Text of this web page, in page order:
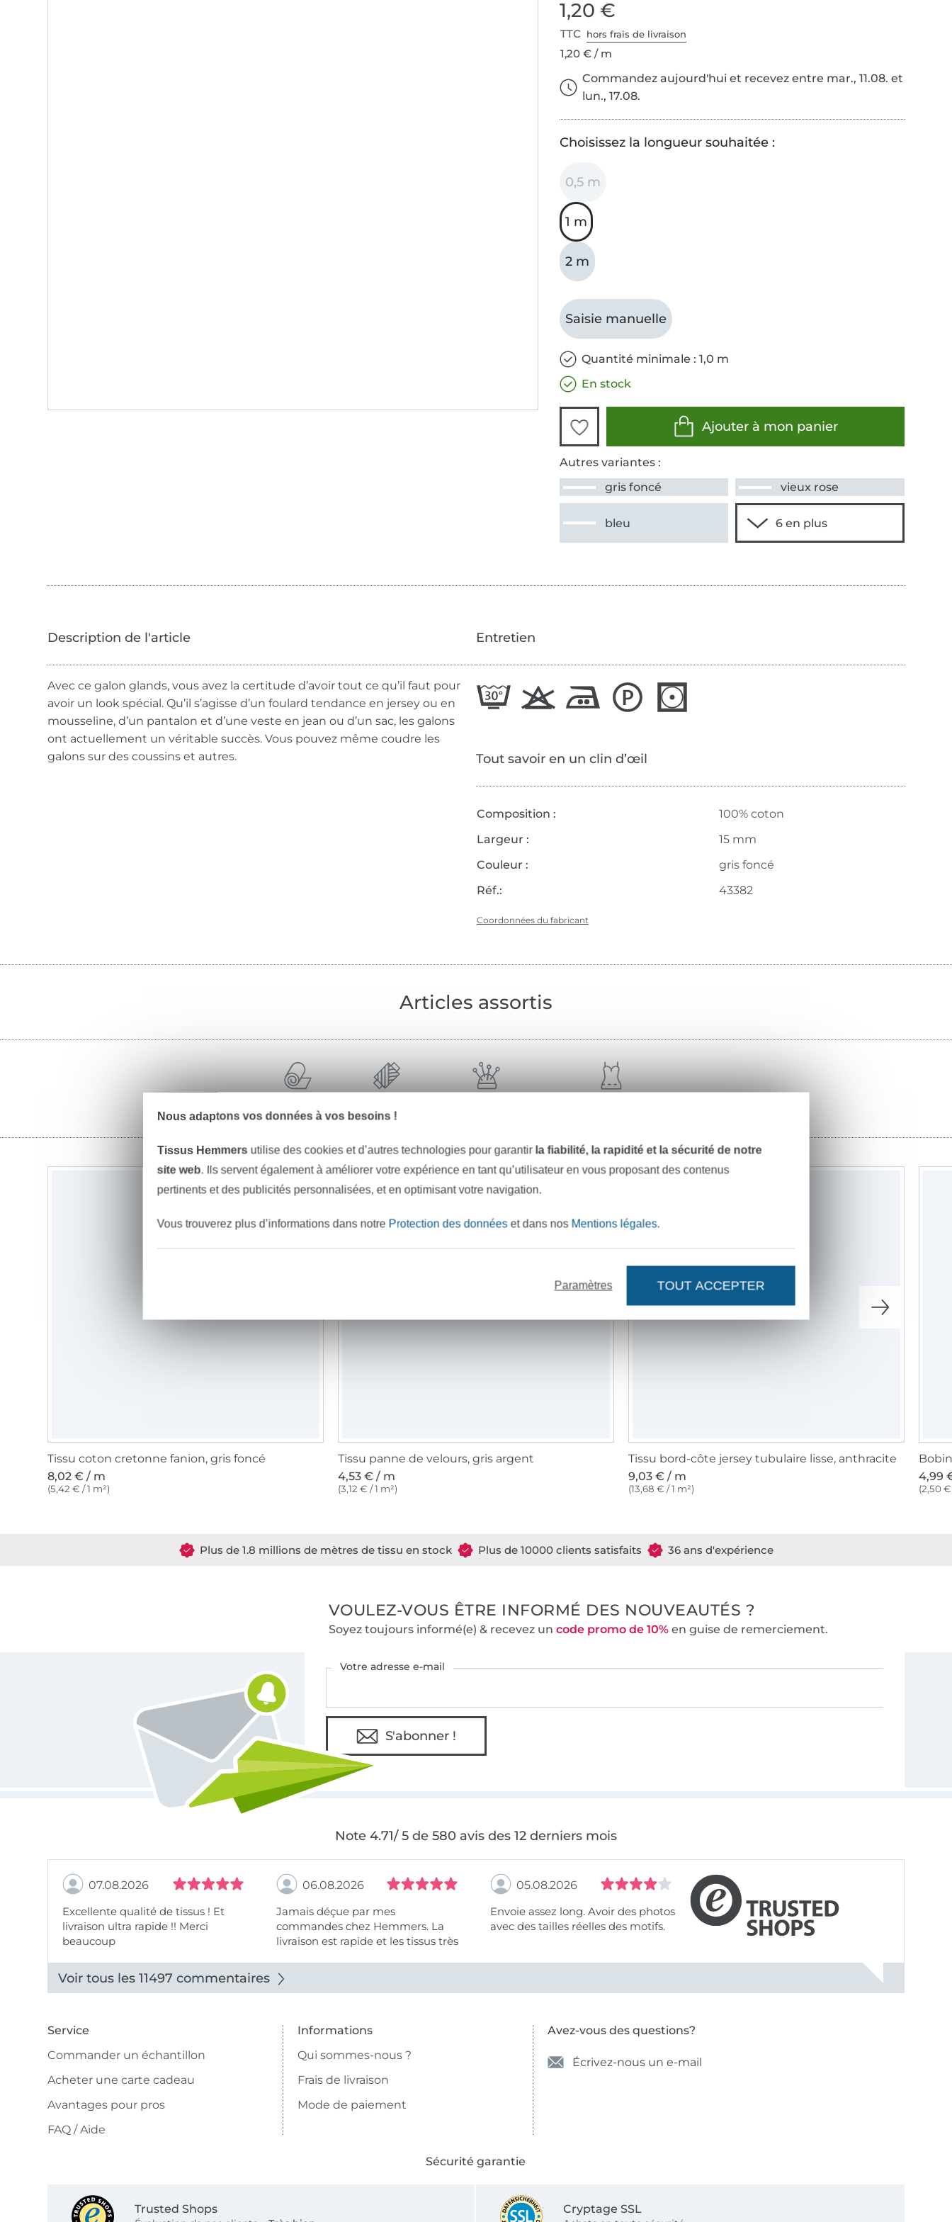
1,20 €
TTC hors frais de livraison
1,20 € / m
Commandez aujourd'hui et recevez entre mar., 11.08. et
lun., 17.08.
Choisissez la longueur souhaitée :
0,5 m
1 m
2 m
Saisie manuelle
Quantité minimale : 1,0 m
En stock
Ajouter à mon panier
Autres variantes :
gris foncé
vieux rose
bleu
Avec ce galon glands, vous avez la certitude d’avoir tout ce qu’il faut pour
avoir un look spécial. Qu’il s’agisse d’un foulard tendance en jersey ou en
mousseline, d’un pantalon et d’une veste en jean ou d’un sac, les galons
ont actuellement un véritable succès. Vous pouvez même coudre les
galons sur des coussins et autres.
Entretien
Tout savoir en un clin d’œil
Composition :
100% coton
Largeur :
15 mm
Couleur :
gris foncé
Réf.:
43382
Coordonnées du fabricant
Articles assortis
tissus fil à coudre
Tissu coton cretonne fanion, gris foncé
8,02 € / m
(5,42 € / 1 m²)
Tissu panne de velours, gris argent
4,53 € / m
(3,12 € / 1 m²)
Tissu bord-côte jersey tubulaire lisse, anthracite
9,03 € / m
(13,68 € / 1 m²)
4,99
(2,50
Plus de 1.8 millions de mètres de tissu en stock Plus de 10000 clients satisfaits 36 ans d'expérience
VOULEZ-VOUS ÊTRE INFORMÉ DES NOUVEAUTÉS ?
Soyez toujours informé(e) & recevez un code promo de 10%en guise de remerciement.
Votre adresse e-mail
S'abonner !
Note 4.71/ 5 de 580 avis des 12 derniers mois
07.08.2026
Excellente qualité de tissus ! Et
livraison ultra rapide !! Merci
beaucoup
06.08.2026
Jamais déçue par mes
commandes chez Hemmers. La
livraison est rapide et les tissus très
05.08.2026
Envoie assez long. Avoir des photos
avec des tailles réelles des motifs.
Voir tous les 11497 commentaires
Service
Commander un échantillon
Acheter une carte cadeau
Avantages pour pros
FAQ / Aide
Informations
Qui sommes-nous ?
Frais de livraison
Mode de paiement
Avez-vous des questions?
Écrivez-nous un e-mail
Sécurité garantie
Trusted Shops Cryptage SSL
Nous adaptons vos données à vos besoins !
Tissus Hemmers utilise des cookies et d’autres technologies pour garantir la fiabilité, la rapidité et la sécurité de notre
site web. Ils servent également à améliorer votre expérience en tant qu’utilisateur en vous proposant des contenus
pertinents et des publicités personnalisées, et en optimisant votre navigation.
Vous trouverez plus d’informations dans notre Protection des donnéeset dans nos Mentions légales.
Paramètres TOUT ACCEPTER